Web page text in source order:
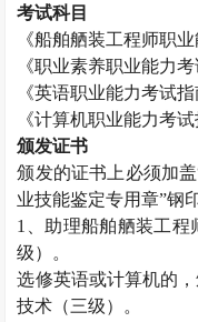
考试科目
《船舶舾装工程师职
《职业素养职业能力
《英语职业能力考试
《计算机职业能力考
颁发证书
颁发的证书上必须加盖
业技能鉴定专用章”钢
1
、助理船舶舾装工
级）。
选修英语或计算机的
技术（三级）。